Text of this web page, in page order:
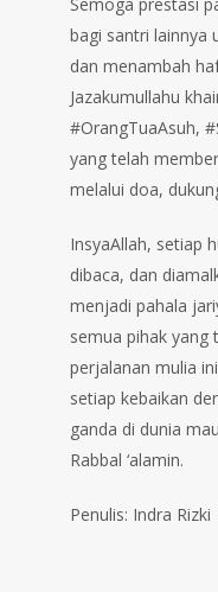
bagi santri lainnya
dan menambah
Jazakumullahu
#OrangTuaAsuh,
yang telah
melalui doa,
InsyaAllah, setiap
dibaca, dan
menjadi pahala
semua pihak yang
perjalanan mulia
setiap kebaikan
ganda di dunia
Rabbal ‘alamin.
Penulis: Indra Rizki